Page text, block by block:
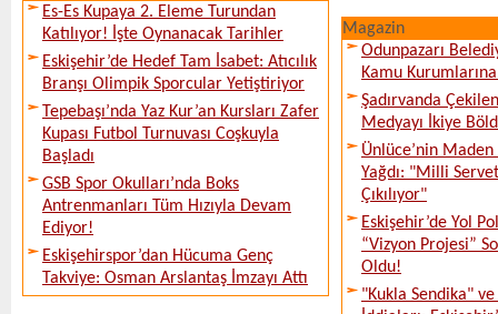
Es-Es Kupaya 2. Eleme Turundan
Katılıyor! İşte Oynanacak Tarihler
Eskişehir’de Hedef Tam İsabet: Atıcılık
Branşı Olimpik Sporcular Yetiştiriyor
Tepebaşı’nda Yaz Kur’an Kursları Zafer
Kupası Futbol Turnuvası Coşkuyla
Başladı
GSB Spor Okulları’nda Boks
Antrenmanları Tüm Hızıyla Devam
Ediyor!
Eskişehirspor’dan Hücuma Genç
Takviye: Osman Arslantaş İmzayı Attı
Magazin
Odunpazarı
Kamu Kurumlarına
Şadırvanda
Medyayı İkiye
Ünlüce’nin Maden
Yağdı: "Milli
Çıkılıyor"
Eskişehir’de Yol
“Vizyon Projesi”
Oldu!
"Kukla Sendika"